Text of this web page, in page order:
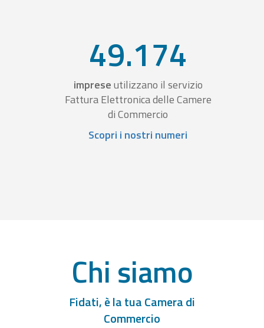
49.174
impreseutilizzano il servizio
Fattura Elettronica delle Camere
di Commercio
Scopri i nostri numeri
Chi siamo
Fidati, è la tua Camera di
Commercio